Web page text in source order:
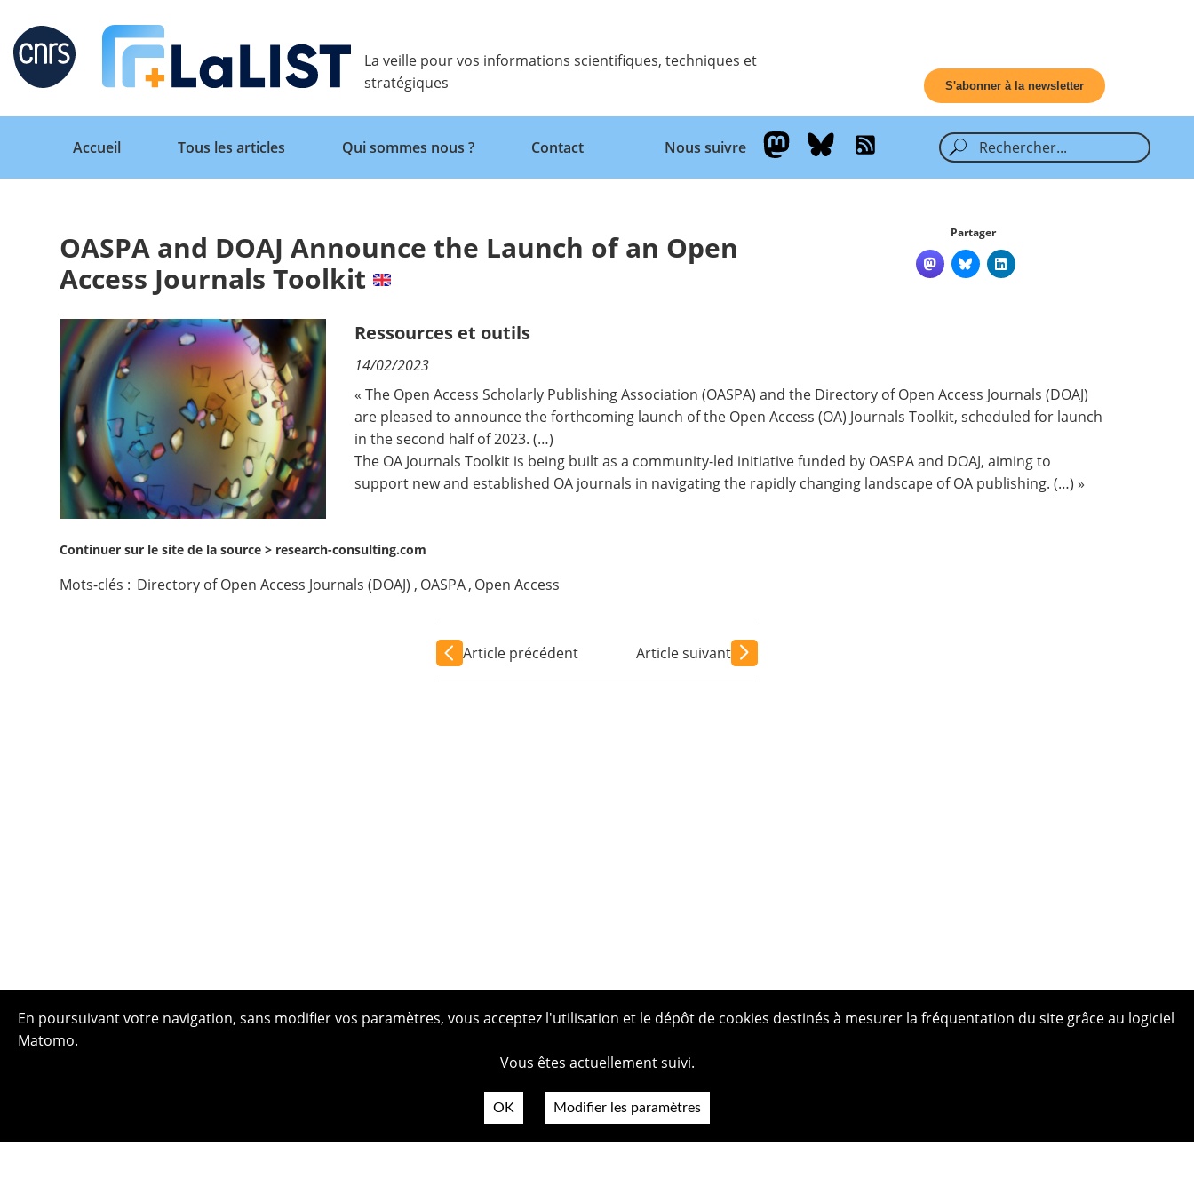
Retour
Accueil
Tous les articles
Qui sommes nous ?
Contact
Nous suivre
La veille pour vos informations scientifiques, techniques et
stratégiques
S'abonner à la newsletter
Retour
Accueil
Tous les articles Qui sommes nous ? Contact Nous suivre
OASPA and DOAJ Announce the Launch of an Open
Access Journals Toolkit
Partager
Ressources et outils
14/02/2023
« The Open Access Scholarly Publishing Association (OASPA) and the Directory of Open Access Journals (DOAJ)
are pleased to announce the forthcoming launch of the Open Access (OA) Journals Toolkit, scheduled for launch
in the second half of 2023. (…)
The OA Journals Toolkit is being built as a community-led initiative funded by OASPA and DOAJ, aiming to
support new and established OA journals in navigating the rapidly changing landscape of OA publishing. (…) »
Continuer sur le site de la source > research-consulting.com
Mots-clés : Directory of Open Access Journals (DOAJ) , OASPA, Open Access
Article précédent Article suivant
En poursuivant votre navigation, sans modifier vos paramètres, vous acceptez l'utilisation et le dépôt de cookies destinés à mesurer la fréquentation du site grâce au logiciel
Matomo.
Vous êtes actuellement suivi.
OK Modifier les paramètres